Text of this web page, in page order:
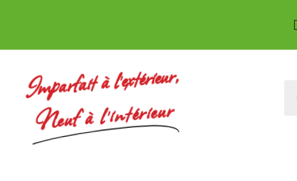
Imparfait à l'extérieur,
Neuf à l'intérieur